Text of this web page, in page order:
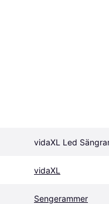
vidaXL Led
vidaXL
Sengerammer